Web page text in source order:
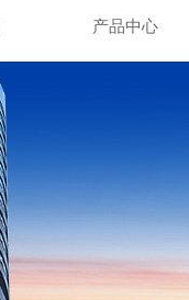
产品中心